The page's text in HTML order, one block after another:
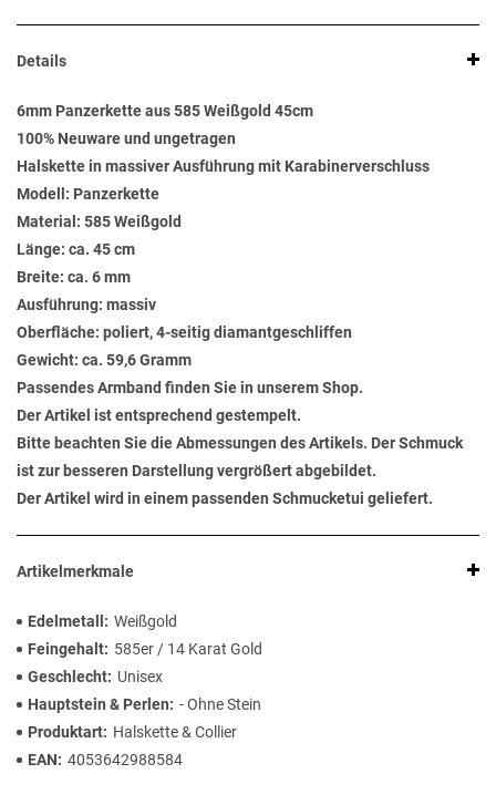
Details
6mm Panzerkette aus 585 Weißgold 45cm
100% Neuware und ungetragen
Halskette in massiver Ausführung mit Karabinerverschluss
Modell: Panzerkette
Material: 585 Weißgold
Länge: ca. 45 cm
Breite: ca. 6 mm
Ausführung: massiv
Oberfläche: poliert, 4-seitig diamantgeschliffen
Gewicht: ca. 59,6 Gramm
Passendes Armband finden Sie in unserem Shop.
Der Artikel ist entsprechend gestempelt.
Bitte beachten Sie die Abmessungen des Artikels. Der Schmuck
ist zur besseren Darstellung vergrößert abgebildet.
Der Artikel wird in einem passenden Schmucketui geliefert.
Artikelmerkmale
Edelmetall
Weißgold
Feingehalt
585er / 14 Karat Gold
Geschlecht
Unisex
Hauptstein & Perlen
- Ohne Stein
Produktart
Halskette & Collier
EAN
4053642988584